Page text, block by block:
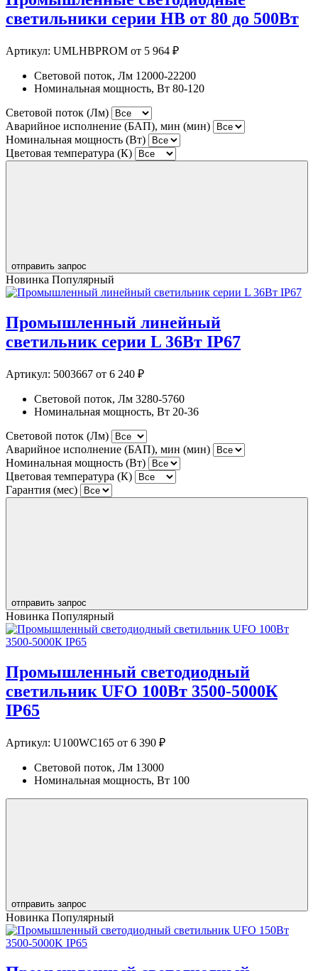
светильники серии HB от 80 до 500Вт
Артикул: UMLHBPROM от 5 964 ₽
Световой поток, Лм 12000-22200
Номинальная мощность, Вт 80-120
Световой поток (Лм)
Аварийное исполнение (БАП), мин (мин)
Номинальная мощность (Вт)
Цветовая температура (К)
отправить запрос
Новинка Популярный
Промышленный линейный
светильник серии L 36Вт IP67
Артикул: 5003667 от 6 240 ₽
Световой поток, Лм 3280-5760
Номинальная мощность, Вт 20-36
Световой поток (Лм)
Аварийное исполнение (БАП), мин (мин)
Номинальная мощность (Вт)
Цветовая температура (К)
Гарантия (мес)
отправить запрос
Новинка Популярный
Промышленный светодиодный
светильник UFO 100Вт 3500-5000К
IP65
Артикул: U100WC165 от 6 390 ₽
Световой поток, Лм 13000
Номинальная мощность, Вт 100
отправить запрос
Новинка Популярный